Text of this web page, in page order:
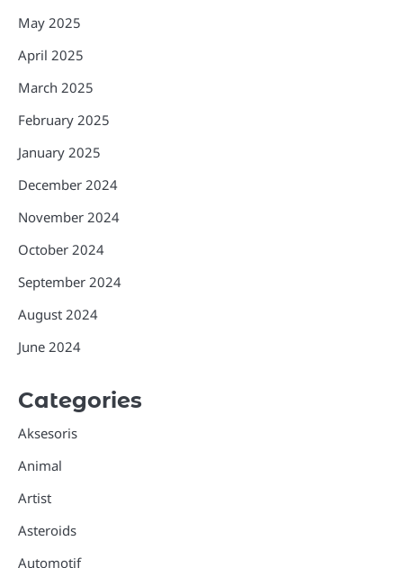
May 2025
April 2025
March 2025
February 2025
January 2025
December 2024
November 2024
October 2024
September 2024
August 2024
June 2024
Categories
Aksesoris
Animal
Artist
Asteroids
Automotif